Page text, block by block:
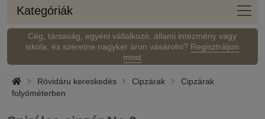
Kategóriák
Cég, társaság, egyéni vállalkozó, állami intézmény vagy
iskola, és szeretne nagyker áron vásárolni? Regisztráljon
most
Rövidáru kereskedés Cipzárak
Cipzárak
folyóméterben